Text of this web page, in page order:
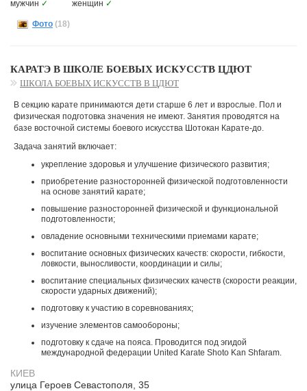
мужчин ✓ женщин ✓
Фото (18)
КАРАТЭ В ШКОЛЕ БОЕВЫХ ИСКУССТВ ЦДЮТ
ШКОЛА БОЕВЫХ ИСКУССТВ В ЦДЮТ
В секцию карате принимаются дети старше 6 лет и взрослые. Пол и
физическая подготовка значения не имеют. Занятия проводятся на
базе восточной системы боевого искусства Шотокан Карате-до.
Задача занятий включает:
укрепление здоровья и улучшение физического развития;
приобретение разносторонней физической подготовленности
на основе занятий карате;
повышение разносторонней физической и функциональной
подготовленности;
овладение основными техническими приемами карате;
воспитание основных физических качеств: скорости, гибкости,
ловкости, выносливости, координации и силы;
воспитание специальных физических качеств (скорости реакции,
скорости ударных движений);
подготовку к участию в соревнованиях;
изучение элементов самообороны;
подготовку к сдаче на пояса. Проводится под эгидой
международной федерации United Karate Shoto Kan Shfaram.
КИЕВ
улица Героев Севастополя, 35